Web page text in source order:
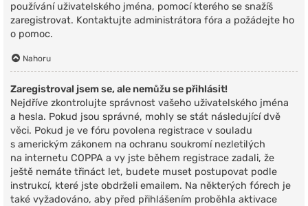
používání uživatelského jména, pomocí kterého se snažíš
zaregistrovat. Kontaktujte administrátora fóra a požádejte ho
o pomoc.
Nahoru
Zaregistroval jsem se, ale nemůžu se přihlásit!
Nejdříve zkontrolujte správnost vašeho uživatelského jména
a hesla. Pokud jsou správné, mohly se stát následující dvě
věci. Pokud je ve fóru povolena registrace v souladu
s americkým zákonem na ochranu soukromí nezletilých
na internetu COPPA a vy jste během registrace zadali, že
ještě nemáte třináct let, budete muset postupovat podle
instrukcí, které jste obdrželi emailem. Na některých fórech je
také vyžadováno, aby před přihlášením proběhla aktivace